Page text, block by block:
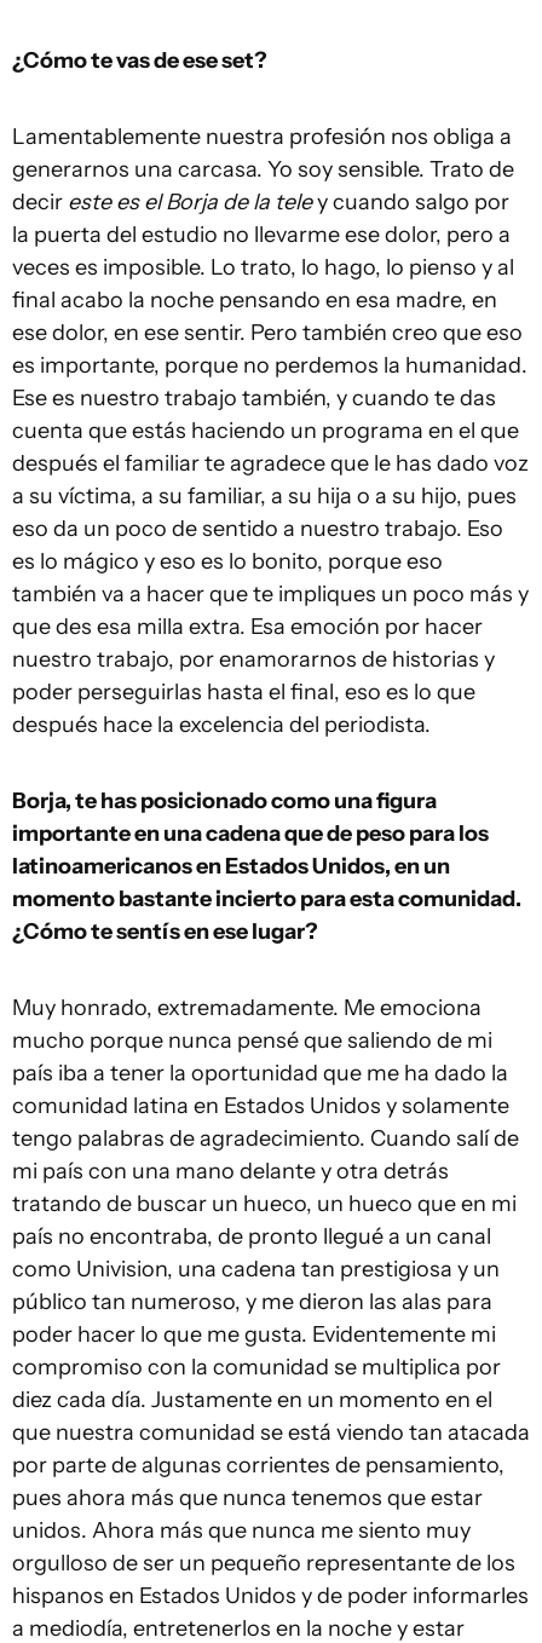
¿Cómo te vas de ese set?
Lamentablemente nuestra profesión nos obliga a
generarnos una carcasa. Yo soy sensible. Trato de
decir este es el Borja de la teley cuando salgo por
la puerta del estudio no llevarme ese dolor, pero a
veces es imposible. Lo trato, lo hago, lo pienso y al
final acabo la noche pensando en esa madre, en
ese dolor, en ese sentir. Pero también creo que eso
es importante, porque no perdemos la humanidad.
Ese es nuestro trabajo también, y cuando te das
cuenta que estás haciendo un programa en el que
después el familiar te agradece que le has dado voz
a su víctima, a su familiar, a su hija o a su hijo, pues
eso da un poco de sentido a nuestro trabajo. Eso
es lo mágico y eso es lo bonito, porque eso
también va a hacer que te impliques un poco más y
que des esa milla extra. Esa emoción por hacer
nuestro trabajo, por enamorarnos de historias y
poder perseguirlas hasta el final, eso es lo que
después hace la excelencia del periodista.
Borja, te has posicionado como una figura
importante en una cadena que de peso para los
latinoamericanos en Estados Unidos, en un
momento bastante incierto para esta comunidad.
¿Cómo te sentís en ese lugar?
Muy honrado, extremadamente. Me emociona
mucho porque nunca pensé que saliendo de mi
país iba a tener la oportunidad que me ha dado la
comunidad latina en Estados Unidos y solamente
tengo palabras de agradecimiento. Cuando salí de
mi país con una mano delante y otra detrás
tratando de buscar un hueco, un hueco que en mi
país no encontraba, de pronto llegué a un canal
como Univision, una cadena tan prestigiosa y un
público tan numeroso, y me dieron las alas para
poder hacer lo que me gusta. Evidentemente mi
compromiso con la comunidad se multiplica por
diez cada día. Justamente en un momento en el
que nuestra comunidad se está viendo tan atacada
por parte de algunas corrientes de pensamiento,
pues ahora más que nunca tenemos que estar
unidos. Ahora más que nunca me siento muy
orgulloso de ser un pequeño representante de los
hispanos en Estados Unidos y de poder informarles
a mediodía, entretenerlos en la noche y estar